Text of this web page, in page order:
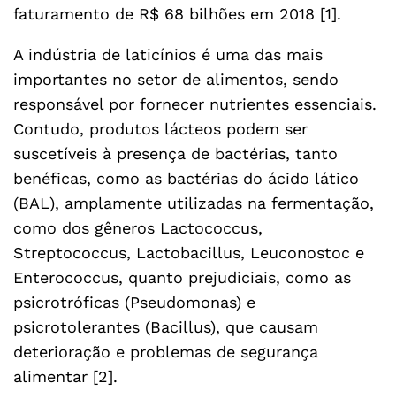
faturamento de R$ 68 bilhões em 2018 [1].
A indústria de laticínios é uma das mais
importantes no setor de alimentos, sendo
responsável por fornecer nutrientes essenciais.
Contudo, produtos lácteos podem ser
suscetíveis à presença de bactérias, tanto
benéficas, como as bactérias do ácido lático
(BAL), amplamente utilizadas na fermentação,
como dos gêneros Lactococcus,
Streptococcus, Lactobacillus, Leuconostoc e
Enterococcus, quanto prejudiciais, como as
psicrotróficas (Pseudomonas) e
psicrotolerantes (Bacillus), que causam
deterioração e problemas de segurança
alimentar [2].